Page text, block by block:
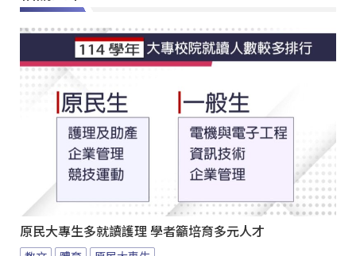
原民大專生多就讀護理 學者籲培育多元人才